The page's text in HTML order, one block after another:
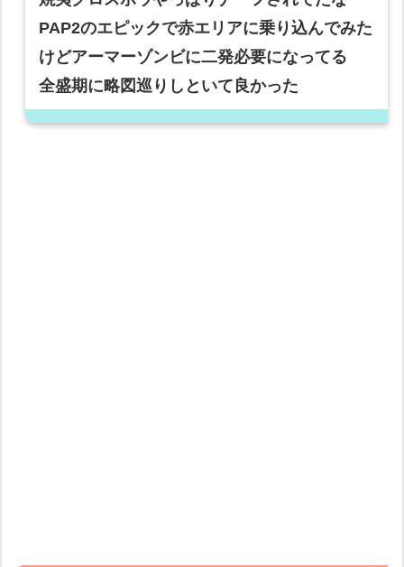
PAP2のエピックで赤エリアに乗り込んでみた
けどアーマーゾンビに二発必要になってる
全盛期に略図巡りしといて良かった